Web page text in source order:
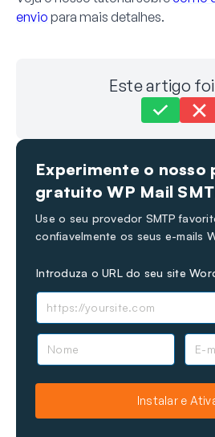
envio para mais detalhes.
Este artigo
Ainda preso?
Última atualização em 12 de
Experimente o nosso
gratuito WP Mail
Use o seu provedor SMTP
confiavelmente os seus e-mails
Introduza o URL do seu site
N
E
Instalar e